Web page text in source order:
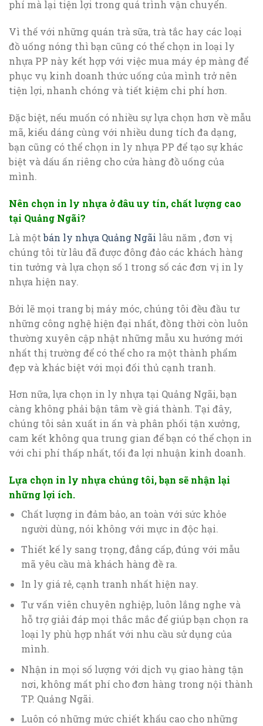
phí mà lại tiện lợi trong quá trình vận chuyển.
Vì thế với những quán trà sữa, trà tắc hay các loại
đồ uống nóng thì bạn cũng có thể chọn in loại ly
nhựa PP này kết hợp với việc mua máy ép màng để
phục vụ kinh doanh thức uống của mình trở nên
tiện lợi, nhanh chóng và tiết kiệm chi phí hơn.
Đặc biệt, nếu muốn có nhiều sự lựa chọn hơn về mẫu
mã, kiểu dáng cùng với nhiều dung tích đa dạng,
bạn cũng có thể chọn in ly nhựa PP để tạo sự khác
biệt và dấu ấn riêng cho cửa hàng đồ uống của
mình.
Nên chọn in ly nhựa ở đâu uy tín, chất lượng cao
tại Quảng Ngãi?
Là mộtbán ly nhựa Quảng Ngãi lâu năm , đơn vị
chúng tôi từ lâu đã được đông đảo các khách hàng
tin tưởng và lựa chọn số 1 trong số các đơn vị in ly
nhựa hiện nay.
Bởi lẽ mọi trang bị máy móc, chúng tôi đều đầu tư
những công nghệ hiện đại nhất, đồng thời còn luôn
thường xuyên cập nhật những mẫu xu hướng mới
nhất thị trường để có thể cho ra một thành phẩm
đẹp và khác biệt với mọi đối thủ cạnh tranh.
Hơn nữa, lựa chọn in ly nhựa tại Quảng Ngãi, bạn
càng không phải bận tâm về giá thành. Tại đây,
chúng tôi sản xuất in ấn và phân phối tận xưởng,
cam kết không qua trung gian để bạn có thể chọn in
với chi phí thấp nhất, tối đa lợi nhuận kinh doanh.
Lựa chọn in ly nhựa chúng tôi, bạn sẽ nhận lại
những lợi ích.
Chất lượng in đảm bảo, an toàn với sức khỏe
người dùng, nói không với mực in độc hại.
Thiết kế ly sang trọng, đẳng cấp, đúng với mẫu
mã yêu cầu mà khách hàng đề ra.
In ly giá rẻ, cạnh tranh nhất hiện nay.
Tư vấn viên chuyên nghiệp, luôn lắng nghe và
hỗ trợ giải đáp mọi thắc mắc để giúp bạn chọn ra
loại ly phù hợp nhất với nhu cầu sử dụng của
mình.
Nhận in mọi số lượng với dịch vụ giao hàng tận
nơi, không mất phí cho đơn hàng trong nội thành
TP. Quảng Ngãi.
Luôn có những mức chiết khấu cao cho những